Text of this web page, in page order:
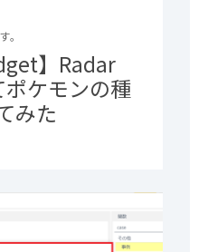
。
】Radar
ケモンの種
みた